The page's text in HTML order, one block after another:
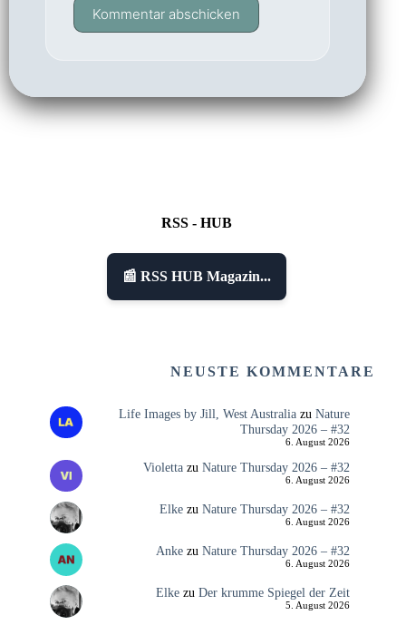
Kommentar abschicken
RSS - HUB
📰 RSS HUB Magazin...
NEUSTE KOMMENTARE
Life Images by Jill, West Australiazu Nature
Thursday 2026 – #32
6. August 2026
Violettazu Nature Thursday 2026 – #32
6. August 2026
Elkezu Nature Thursday 2026 – #32
6. August 2026
Ankezu Nature Thursday 2026 – #32
6. August 2026
Elkezu Der krumme Spiegel der Zeit
5. August 2026